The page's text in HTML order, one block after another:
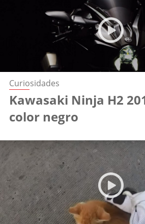
Curiosidades
Kawasaki Ninja H2
color negro